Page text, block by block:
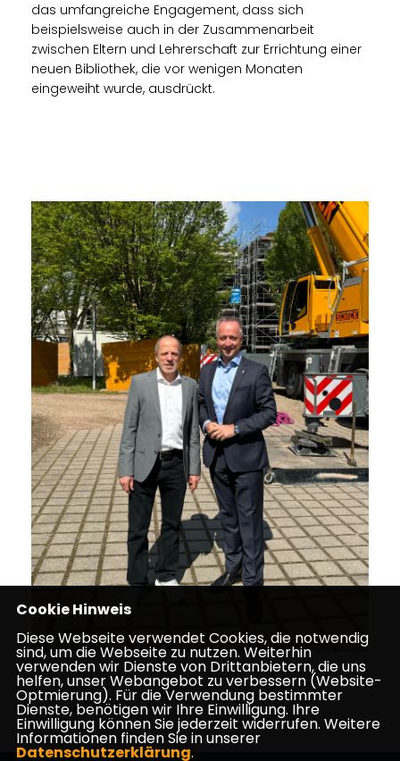
das umfangreiche Engagement, dass sich
beispielsweise auch in der Zusammenarbeit
zwischen Eltern und Lehrerschaft zur Errichtung einer
neuen Bibliothek, die vor wenigen Monaten
eingeweiht wurde, ausdrückt.
12.07.2024
Cookie Hinweis
Diese Webseite verwendet Cookies, die notwendig
sind, um die Webseite zu nutzen. Weiterhin
verwenden wir Dienste von Drittanbietern, die uns
helfen, unser Webangebot zu verbessern (Website-
Optmierung). Für die Verwendung bestimmter
Dienste, benötigen wir Ihre Einwilligung. Ihre
Einwilligung können Sie jederzeit widerrufen. Weitere
Informationen finden Sie in unserer
Datenschutzerklärung.